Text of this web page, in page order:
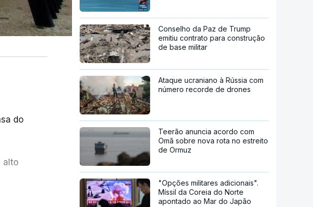
do
alto
Conselho da Paz de Trump
emitiu contrato para construção
de base militar
Ataque ucraniano à Rússia com
número recorde de drones
Teerão anuncia acordo com
Omã sobre nova rota no estreito
de Ormuz
"Opções militares adicionais".
Míssil da Coreia do Norte
apontado ao Mar do Japão